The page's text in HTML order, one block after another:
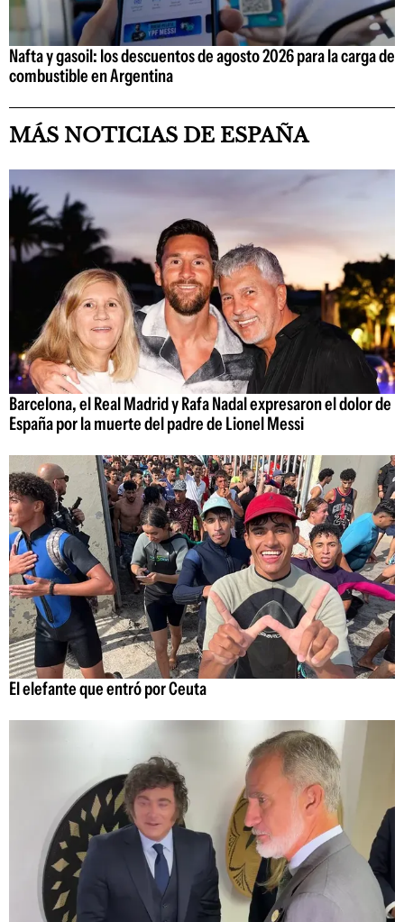
Nafta y gasoil: los descuentos de agosto 2026 para la carga de
combustible en Argentina
MÁS NOTICIAS DE ESPAÑA
Barcelona, el Real Madrid y Rafa Nadal expresaron el dolor de
España por la muerte del padre de Lionel Messi
El elefante que entró por Ceuta